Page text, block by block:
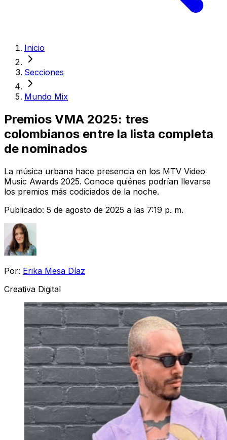
Inicio
Secciones
Mundo Mix
Premios VMA 2025: tres
colombianos entre la lista completa
de nominados
La música urbana hace presencia en los MTV Video
Music Awards 2025. Conoce quiénes podrían llevarse
los premios más codiciados de la noche.
Publicado: 5 de agosto de 2025 a las 7:19 p. m.
Por: Erika Mesa Díaz
Creativa Digital